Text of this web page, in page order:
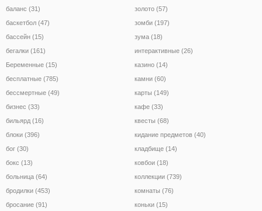
баланс (31)
баскетбол (47)
бассейн (15)
бегалки (161)
Беременные (15)
бесплатные (785)
бессмертные (49)
бизнес (33)
бильярд (16)
блоки (396)
бог (30)
бокс (13)
больница (64)
бродилки (453)
бросание (91)
золото (57)
зомби (197)
зума (18)
интерактивные (26)
казино (14)
камни (60)
карты (149)
кафе (33)
квесты (68)
кидание предметов (40)
кладбище (14)
ковбои (18)
коллекции (739)
комнаты (76)
коньки (15)